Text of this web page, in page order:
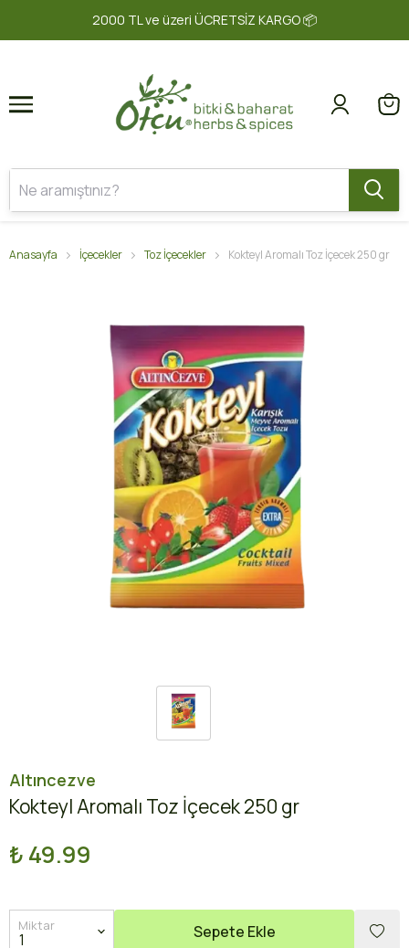
2000 TL ve üzeri ÜCRETSİZ KARGO 📦
1 2
Anasayfa İçecekler Toz İçecekler Kokteyl Aromalı Toz İçecek 250 gr
Altıncezve
Kokteyl Aromalı Toz İçecek 250 gr
₺ 49.99
Miktar Sepete Ekle